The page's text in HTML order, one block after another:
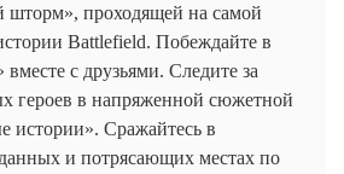
проходящей на самой
Battlefield. Побеждайте в
с друзьями. Следите за
героев в напряженной сюжетной
истории». Сражайтесь в
и потрясающих местах по